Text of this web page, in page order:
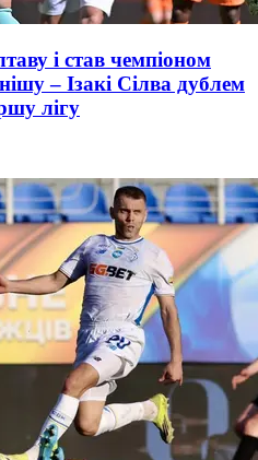
і став чемпіоном
– Ізакі Сілва дублем
лігу